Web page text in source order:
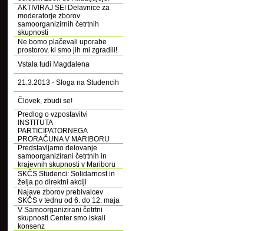
AKTIVIRAJ SE! Delavnice za
moderatorje zborov
samoorganizirnih četrtnih
skupnosti
Ne bomo plačevali uporabe
prostorov, ki smo jih mi zgradili!
Vstala tudi Magdalena
21.3.2013 - Sloga na Studencih
Človek, zbudi se!
Predlog o vzpostavitvi
INSTITUTA
PARTICIPATORNEGA
PRORAČUNA V MARIBORU
Predstavljamo delovanje
samoorganizirani četrtnih in
krajevnih skupnosti v Mariboru
SKČS Studenci: Solidarnost in
želja po direktni akciji
Najave zborov prebivalcev
SKČS v tednu od 6. do 12. maja
V Samoorganizirani četrtni
skupnosti Center smo iskali
konsenz